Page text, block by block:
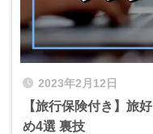
2023年2月12日
【旅行保険付き】旅
め4選 裏技